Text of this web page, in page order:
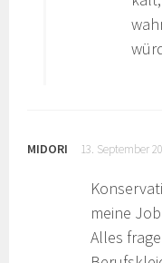
MIDORI 13. September
meine
Alles